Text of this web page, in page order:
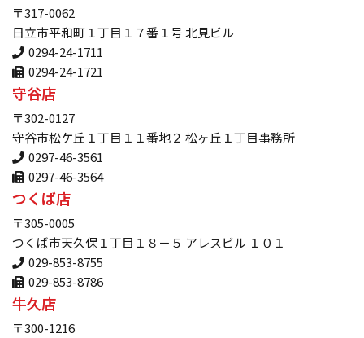
〒317-0062
日立市平和町１丁目１７番１号 北見ビル
0294-24-1711
0294-24-1721
守谷店
〒302-0127
守谷市松ケ丘１丁目１１番地２ 松ヶ丘１丁目事務所
0297-46-3561
0297-46-3564
つくば店
〒305-0005
つくば市天久保１丁目１８－５ アレスビル １０１
029-853-8755
029-853-8786
牛久店
〒300-1216